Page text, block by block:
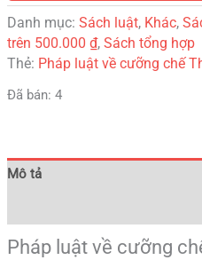
Danh mục: Sách luật, Khác,
trên 500.000 ₫, Sách tổng hợp
Thẻ: Pháp luật về cưỡng chế
Đã bán: 4
Mô tả
Pháp luật về cưỡng